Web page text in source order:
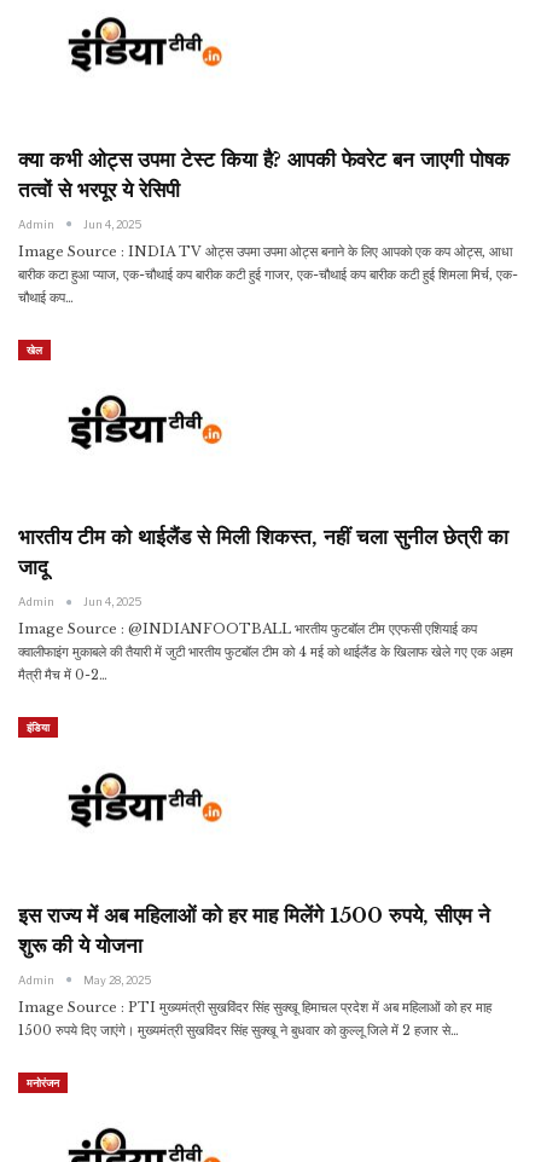
क्या कभी ओट्स उपमा टेस्ट किया है? आपकी फेवरेट बन जाएगी पोषक
तत्वों से भरपूर ये रेसिपी
Admin Jun 4, 2025
Image Source : INDIA TV ओट्स उपमा उपमा ओट्स बनाने के लिए आपको एक कप ओट्स, आधा
बारीक कटा हुआ प्याज, एक-चौथाई कप बारीक कटी हुई गाजर, एक-चौथाई कप बारीक कटी हुई शिमला मिर्च, एक-
चौथाई कप…
खेल
भारतीय टीम को थाईलैंड से मिली शिकस्त, नहीं चला सुनील छेत्री का
जादू
Admin Jun 4, 2025
Image Source : @INDIANFOOTBALL भारतीय फुटबॉल टीम एएफसी एशियाई कप
क्वालीफाइंग मुकाबले की तैयारी में जुटी भारतीय फुटबॉल टीम को 4 मई को थाईलैंड के खिलाफ खेले गए एक अहम
मैत्री मैच में 0-2…
इंडिया
इस राज्य में अब महिलाओं को हर माह मिलेंगे 1500 रुपये, सीएम ने
शुरू की ये योजना
Admin May 28, 2025
Image Source : PTI मुख्यमंत्री सुखविंदर सिंह सुक्खू हिमाचल प्रदेश में अब महिलाओं को हर माह
1500 रुपये दिए जाएंगे। मुख्यमंत्री सुखविंदर सिंह सुक्खू ने बुधवार को कुल्लू जिले में 2 हजार से…
मनोरंजन